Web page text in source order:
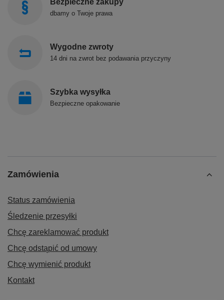
Bezpieczne zakupy
dbamy o Twoje prawa
Wygodne zwroty
14 dni na zwrot bez podawania przyczyny
Szybka wysyłka
Bezpieczne opakowanie
Zamówienia
Status zamówienia
Śledzenie przesyłki
Chcę zareklamować produkt
Chcę odstąpić od umowy
Chcę wymienić produkt
Kontakt